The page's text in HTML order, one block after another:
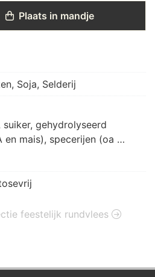
Plaats in mandje
Soja, Selderij
gehydrolyseerd
mais), specerijen (oa
zout, dextrose,
feestelijk rundvlees